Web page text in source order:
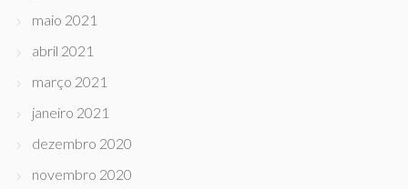
maio 2021
abril 2021
março 2021
janeiro 2021
dezembro 2020
novembro 2020